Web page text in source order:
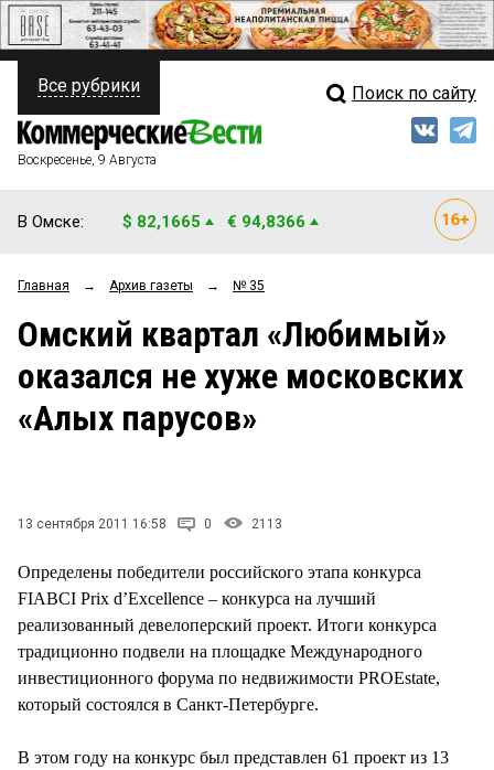
ПОЛИТИКА
ФИНАНСЫ
ОБЩЕСТВО
ЗАКОН
Свежий выпуск
Рейтинги
Блоги
Все рубрики Поиск по сайту
Воскресенье, 9 Августа
В Омске: $ 82,1665 € 94,8366
Главная → Архив газеты → № 35
Омский квартал «Любимый»
оказался не хуже московских
«Алых парусов»
13 сентября 2011 16:58 0 2113
Определены победители российского этапа конкурса
FIABCI Prix d’Excellence – конкурса на лучший
реализованный девелоперский проект. Итоги конкурса
традиционно подвели на площадке Международного
инвестиционного форума по недвижимости PROEstate,
который состоялся в Санкт-Петербурге.
В этом году на конкурс был представлен 61 проект из 13